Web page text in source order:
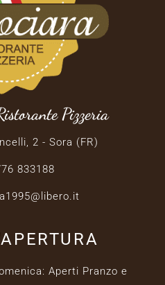
Pizzeria
2 - Sora (FR)
833188
Aperti Pranzo e